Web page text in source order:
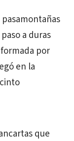
a duras
por
en la
que